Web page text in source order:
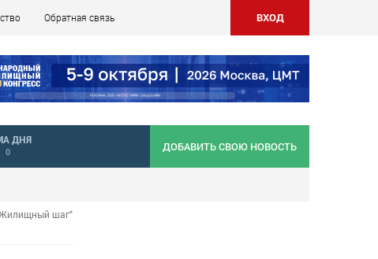
Обратная связь ВХОД
ДНЯ
0 ДОБАВИТЬ СВОЮ НОВОСТЬ
шаг"